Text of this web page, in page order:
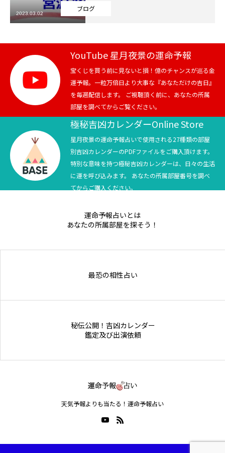
芸能界
テニス
スポーツ
競馬
テニス四大大会・五輪
テニス四大大会・五輪
ブログ
2023.03.02
YouTube 星月夜景の運命予報
宝くじを買う前に見ないと損！億のチャンスが巡る金
運予報。一粒万倍日より大事な『あなただけの吉日』
を毎週配信します。 ご視聴頂く前に、あなたの所属
部屋を調べてからご覧ください。
極秘吉凶カレンダーOnline Store
星月夜景の運命予報占いで使用される27種類の部屋
別吉凶カレンダーのPDFファイルをご購入頂けます。
特別な意味を持つ極秘吉凶カレンダーは、日々の生活
に運を呼び込みます。 あなたの所属部屋番号を調べ
てからご購入ください。
運命予報占いとは
あなたの所属部屋を探そう！
最恐の相性占い
秘伝公開！吉凶カレンダー
鑑定及び出演依頼
天気予報よりも当たる！運命予報占い